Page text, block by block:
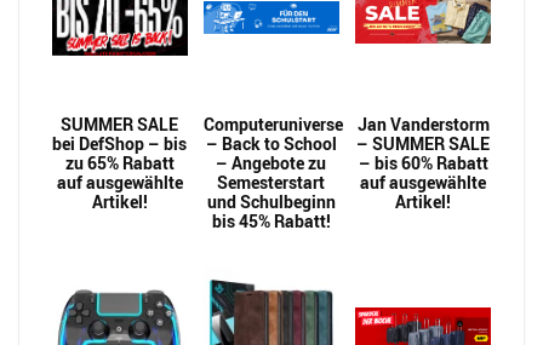
SUMMER SALE
bei DefShop – bis
zu 65% Rabatt
auf ausgewählte
Artikel!
Computeruniverse
– Back to School
– Angebote zu
Semesterstart
und Schulbeginn
bis 45% Rabatt!
Jan Vanderstorm
– SUMMER SALE
– bis 60% Rabatt
auf ausgewählte
Artikel!